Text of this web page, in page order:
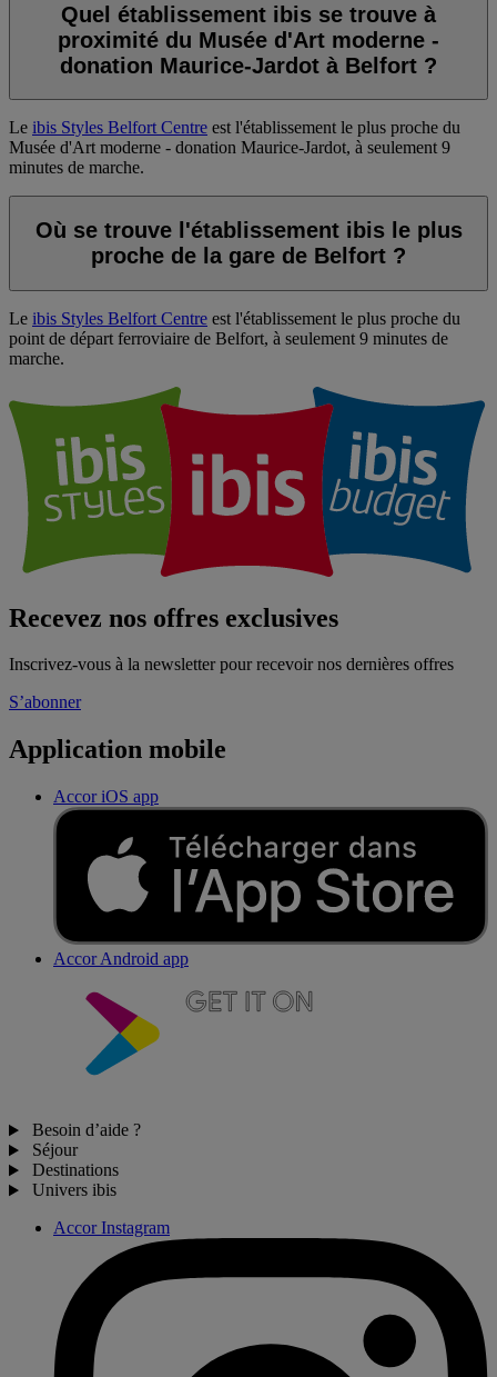
Quel établissement ibis se trouve à
proximité du Musée d'Art moderne -
donation Maurice-Jardot à Belfort ?
Le ibis Styles Belfort Centre est l'établissement le plus proche du
Musée d'Art moderne - donation Maurice-Jardot, à seulement 9
minutes de marche.
Où se trouve l'établissement ibis le plus
proche de la gare de Belfort ?
Le ibis Styles Belfort Centre est l'établissement le plus proche du
point de départ ferroviaire de Belfort, à seulement 9 minutes de
marche.
Recevez nos offres exclusives
Inscrivez-vous à la newsletter pour recevoir nos dernières offres
S’abonner
Application mobile
Accor iOS app
Accor Android app
Besoin d’aide ?
Séjour
Destinations
Univers ibis
Accor Instagram